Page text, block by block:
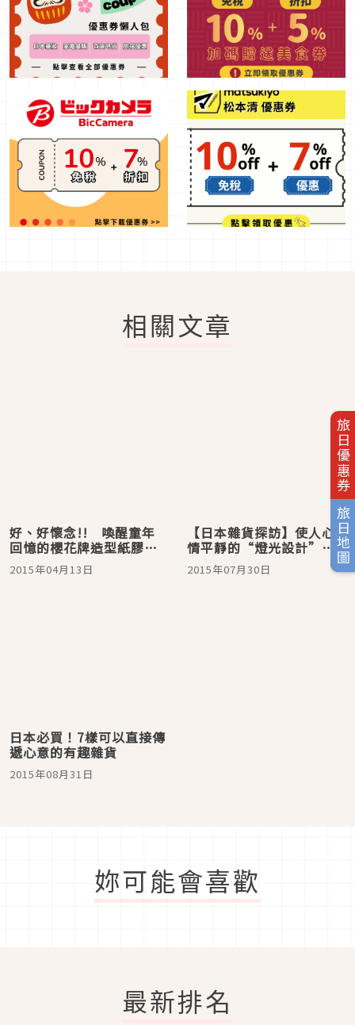
旅日優惠券
旅日地圖
相關文章
好、好懷念!! 喚醒童年
回憶的櫻花牌造型紙膠帶3
款
2015年04月13日
【日本雜貨探訪】使人心
情平靜的“燈光設計”室
內裝飾雜貨5選
2015年07月30日
日本必買！7樣可以直接傳
遞心意的有趣雜貨
2015年08月31日
妳可能會喜歡
最新排名